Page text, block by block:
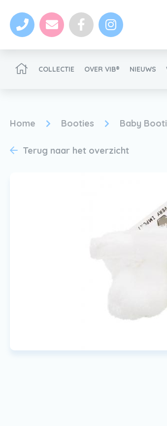
VIB®-Dealer worden
COLLECTIE OVER VIB® NIEUWS
Home Booties Baby
Terug naar het overzicht